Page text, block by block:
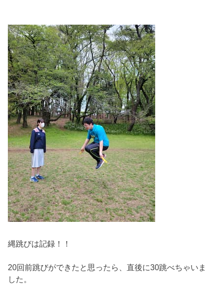
縄跳びは記録！！
20回前跳びができたと思ったら、直後に30跳べちゃいま
した。